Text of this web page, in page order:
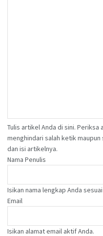
Tulis artikel Anda di sini.
menghindari salah ketik
dan isi artikelnya.
Nama Penulis
Isikan nama lengkap Anda sesuai
Email
Isikan alamat email aktif Anda.